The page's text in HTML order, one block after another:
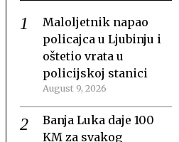
Maloljetnik napao
policajca u Ljubinju i
oštetio vrata u
policijskoj stanici
August 9, 2026
Banja Luka daje 100
KM za svakog